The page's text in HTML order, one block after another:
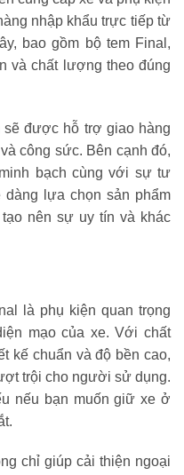
nhập khẩu trực tiếp từ
bao gồm bộ tem Final,
và chất lượng theo đúng
sẽ được hỗ trợ giao hàng
công sức. Bên cạnh đó,
bạch cùng với sự tư
lựa chọn sản phẩm
nên sự uy tín và khác
là phụ kiện quan trọng
mạo của xe. Với chất
kế chuẩn và độ bền cao,
trội cho người sử dụng.
nếu bạn muốn giữ xe ở
chỉ giúp cải thiện ngoại